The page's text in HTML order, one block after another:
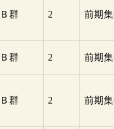
Ｂ群 2 前期
Ｂ群 2 前期
Ｂ群 2 前期